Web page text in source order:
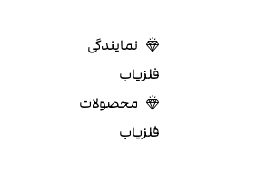
نمایندگی
فلزیاب
محصولات
فلزیاب